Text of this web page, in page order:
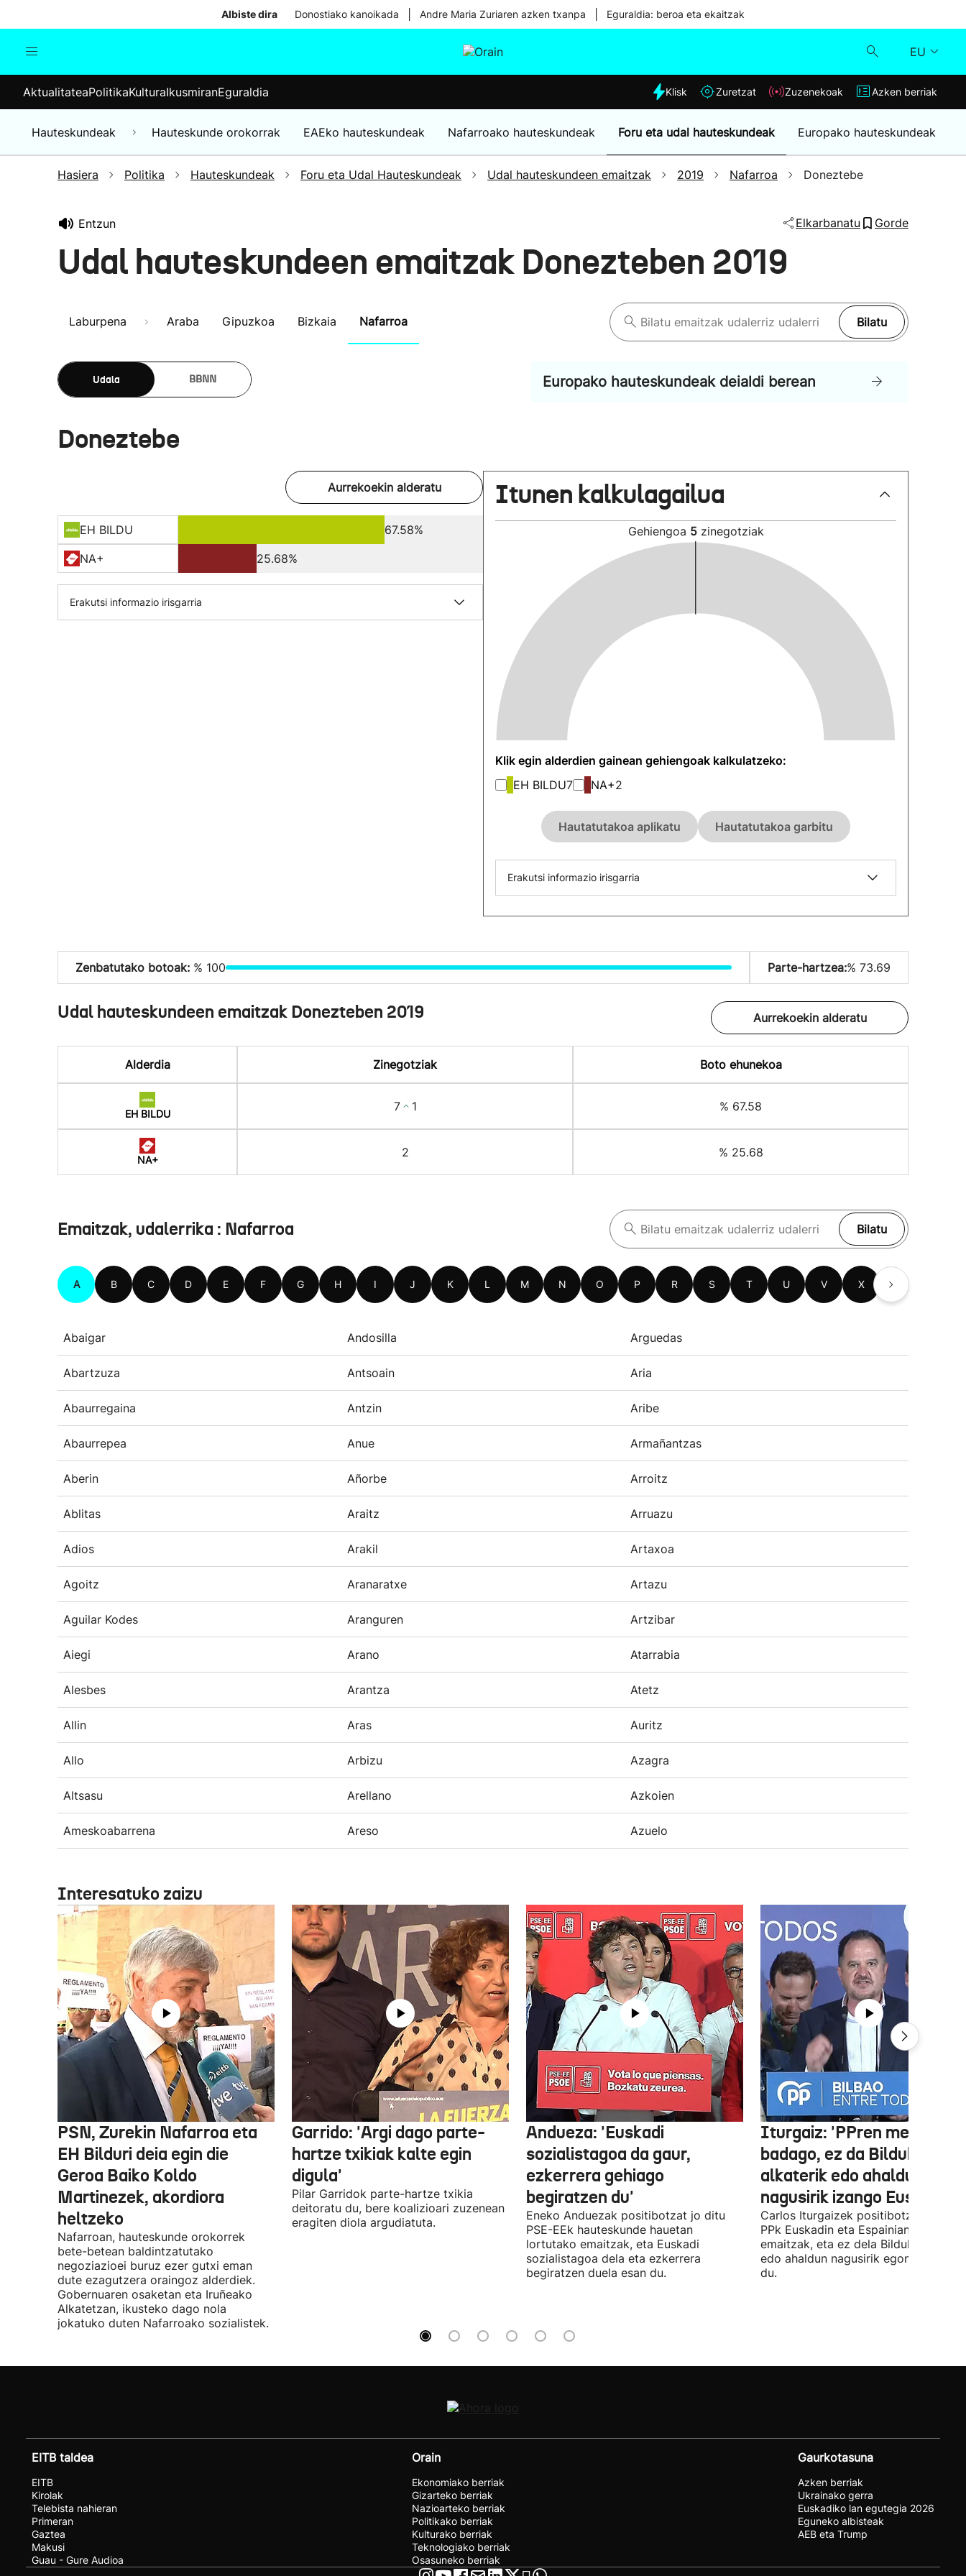
Albiste dira Donostiako kanoikada Andre Maria Zuriaren azken txanpa Eguraldia: beroa eta ekaitzak
EU
Munduko albisteak
Hauteskundeak
Eguraldia
Klisk
Zuzenekoak
Azken berriak
AktualitateaPolitikaKulturaIkusmiranEguraldia Klisk Zuretzat Zuzenekoak Azken berriak
Hauteskundeak Hauteskunde orokorrak EAEko hauteskundeak Nafarroako hauteskundeak Foru eta udal hauteskundeak Europako hauteskundeak
Hasiera Politika Hauteskundeak Foru eta Udal Hauteskundeak Udal hauteskundeen emaitzak 2019 Nafarroa Doneztebe
Entzun Elkarbanatu Gorde
Udal hauteskundeen emaitzak Donezteben 2019
Laburpena Araba Gipuzkoa Bizkaia Nafarroa Bilatu
Udala BBNN Europako hauteskundeak deialdi berean
Doneztebe
Aurrekoekin alderatu
EH BILDU
67.58%
NA+
25.68%
Erakutsi informazio irisgarria
Itunen kalkulagailua
Gehiengoa 5 zinegotziak
Klik egin alderdien gainean gehiengoak kalkulatzeko:
EH BILDU7 NA+2
Hautatutakoa aplikatu Hautatutakoa garbitu
Erakutsi informazio irisgarria
Zenbatutako botoak: % 100 Parte-hartzea:% 73.69
Udal hauteskundeen emaitzak Donezteben 2019 Aurrekoekin alderatu
Alderdia Zinegotziak Boto ehunekoa
EH BILDU
7 1 % 67.58
NA+
2 % 25.68
Emaitzak, udalerrika : Nafarroa Bilatu
A B C D E F G H I J K L M N O P R S T U V X
Abaigar Andosilla Arguedas
Abartzuza Antsoain Aria
Abaurregaina Antzin Aribe
Abaurrepea Anue Armañantzas
Aberin Añorbe Arroitz
Ablitas Araitz Arruazu
Adios Arakil Artaxoa
Agoitz Aranaratxe Artazu
Aguilar Kodes Aranguren Artzibar
Aiegi Arano Atarrabia
Alesbes Arantza Atetz
Allin Aras Auritz
Allo Arbizu Azagra
Altsasu Arellano Azkoien
Ameskoabarrena Areso Azuelo
Interesatuko zaizu
PSN, Zurekin Nafarroa eta
EH Bilduri deia egin die
Geroa Baiko Koldo
Martinezek, akordiora
heltzeko
Nafarroan, hauteskunde orokorrek
bete-betean baldintzatutako
negoziazioei buruz ezer gutxi eman
dute ezagutzera oraingoz alderdiek.
Gobernuaren osaketan eta Iruñeako
Alkatetzan, ikusteko dago nola
jokatuko duten Nafarroako sozialistek.
Garrido: 'Argi dago parte-
hartze txikiak kalte egin
digula'
Pilar Garridok parte-hartze txikia
deitoratu du, bere koalizioari zuzenean
eragiten diola argudiatuta.
Andueza: 'Euskadi
sozialistagoa da gaur,
ezkerrera gehiago
begiratzen du'
Eneko Anduezak positibotzat jo ditu
PSE-EEk hauteskunde hauetan
lortutako emaitzak, eta Euskadi
sozialistagoa dela eta ezkerrera
begiratzen duela esan du.
Iturgaiz: 'PPren menpe
badago, ez da Bilduko
alkaterik edo ahaldun
nagusirik izango Euskadin'
Carlos Iturgaizek positibotzat jo ditu
PPk Euskadin eta Espainian lortutako
emaitzak, eta ez dela Bilduko
edo ahaldun nagusirik egongo
du.
EITB taldea
EITB
Kirolak
Telebista nahieran
Primeran
Gaztea
Makusi
Guau - Gure Audioa
Orain
Ekonomiako berriak
Gizarteko berriak
Nazioarteko berriak
Politikako berriak
Kulturako berriak
Teknologiako berriak
Osasuneko berriak
Gaurkotasuna
Azken berriak
Ukrainako gerra
Euskadiko lan egutegia 2026
Eguneko albisteak
AEB eta Trump